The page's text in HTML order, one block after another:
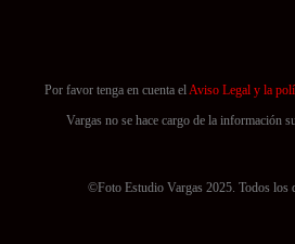
Por favor tenga en cuenta elAviso Legal y la
Vargas no se hace cargo de la información
©Foto Estudio Vargas 2025. Todos los